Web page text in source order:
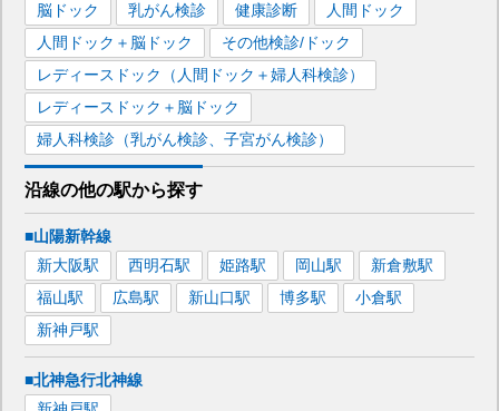
脳ドック 乳がん検診 健康診断
人間ドック
人間ドック＋脳ドック
その他検診/ドック
レディースドック（人間ドック＋婦人科検診）
レディースドック＋脳ドック
婦人科検診（乳がん検診、子宮がん検診）
沿線の他の駅から探す
■山陽新幹線
新大阪駅 西明石駅 姫路駅 岡山駅 新倉敷駅
福山駅 広島駅 新山口駅 博多駅 小倉駅
新神戸駅
■北神急行北神線